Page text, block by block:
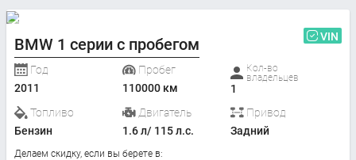
BMW 1 серии с пробегом VIN
Год
2011
Пробег
110000 км
Кол-во
владельцев
1
Топливо
Бензин
Двигатель
1.6 л/ 115 л.с.
Привод
Задний
Делаем скидку, если вы берете в: